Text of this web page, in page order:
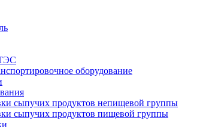
оборудование
сыпучих продуктов непищевой группы
сыпучих продуктов пищевой группы